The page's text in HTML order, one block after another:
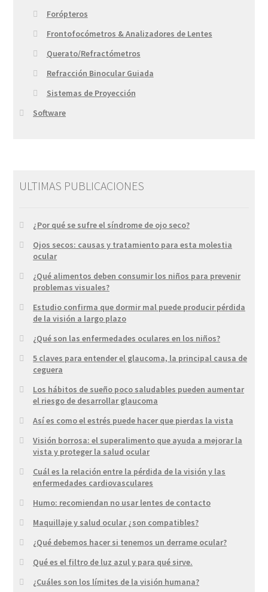
Forópteros
Frontofocómetros & Analizadores de Lentes
Querato/Refractómetros
Refracción Binocular Guiada
Sistemas de Proyección
Software
ULTIMAS PUBLICACIONES
¿Por qué se sufre el síndrome de ojo seco?
Ojos secos: causas y tratamiento para esta molestia
ocular
¿Qué alimentos deben consumir los niños para prevenir
problemas visuales?
Estudio confirma que dormir mal puede producir pérdida
de la visión a largo plazo
¿Qué son las enfermedades oculares en los niños?
5 claves para entender el glaucoma, la principal causa de
ceguera
Los hábitos de sueño poco saludables pueden aumentar
el riesgo de desarrollar glaucoma
Así es como el estrés puede hacer que pierdas la vista
Visión borrosa: el superalimento que ayuda a mejorar la
vista y proteger la salud ocular
Cuál es la relación entre la pérdida de la visión y las
enfermedades cardiovasculares
Humo: recomiendan no usar lentes de contacto
Maquillaje y salud ocular ¿son compatibles?
¿Qué debemos hacer si tenemos un derrame ocular?
Qué es el filtro de luz azul y para qué sirve.
¿Cuáles son los límites de la visión humana?